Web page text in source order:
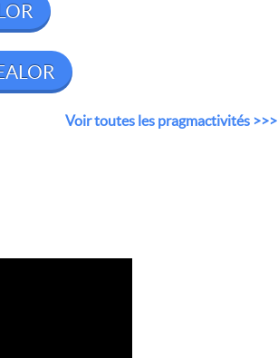
Voir toutes les pragmactivités >>>